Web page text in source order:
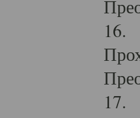
16.
17.